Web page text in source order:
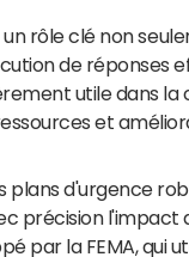
rôle clé non
de réponses
utile dans la
et
plans d'urgence
précision l'impact
par la FEMA, qui